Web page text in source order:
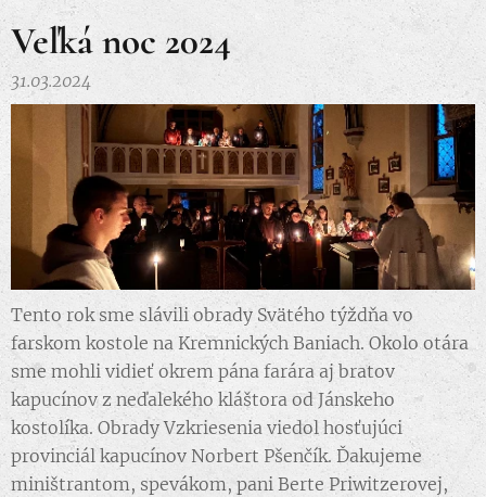
Veľká noc 2024
31.03.2024
Tento rok sme slávili obrady Svätého týždňa vo
farskom kostole na Kremnických Baniach. Okolo otára
sme mohli vidieť okrem pána farára aj bratov
kapucínov z neďalekého kláštora od Jánskeho
kostolíka. Obrady Vzkriesenia viedol hosťujúci
provinciál kapucínov Norbert Pšenčík. Ďakujeme
miništrantom, spevákom, pani Berte Priwitzerovej,